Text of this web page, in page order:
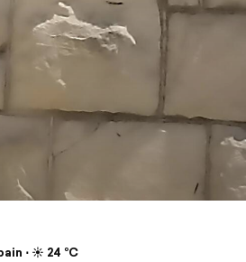
⋅ ☀️ 24 °C